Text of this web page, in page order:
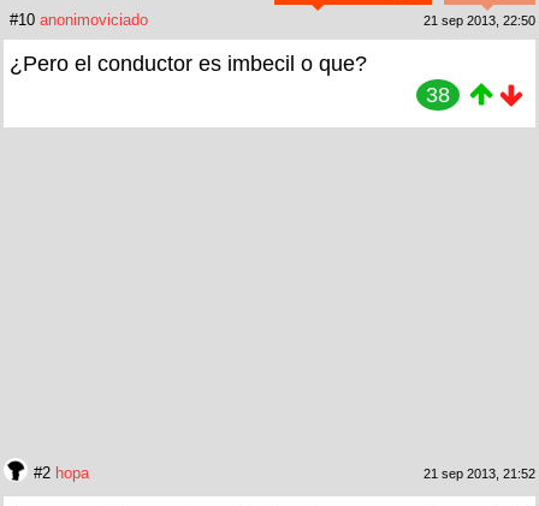
#10 anonimoviciado 21 sep 2013, 22:50
¿Pero el conductor es imbecil o que?
38
#2 hopa 21 sep 2013, 21:52